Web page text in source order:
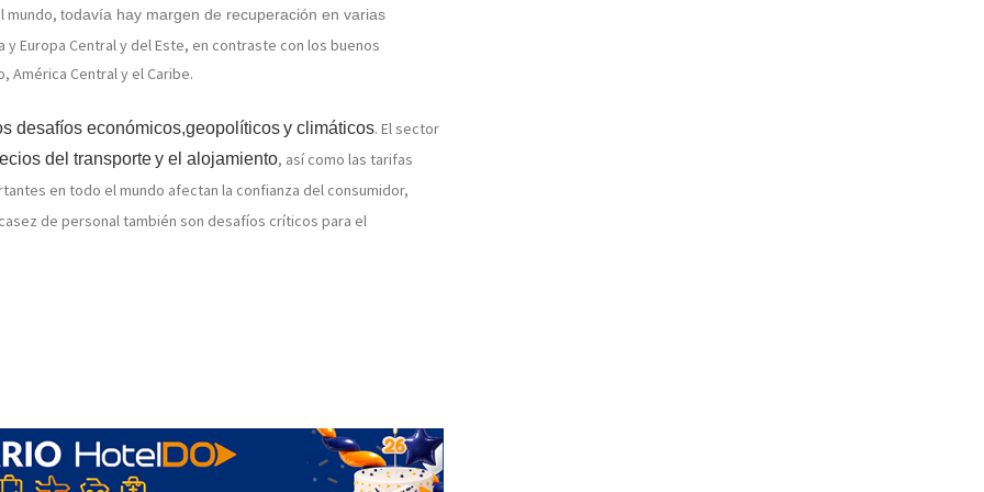
mundo, todavía hay margen de recuperación en varias
Europa Central y del Este, en contraste con los buenos
Central y el Caribe.
desafíos económicos,geopolíticosy climáticos. El sector
del transportey el alojamiento, así como las tarifas
en todo el mundo afectan la confianza del consumidor,
de personal también son desafíos críticos para el